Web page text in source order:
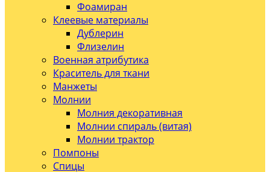
Фоамиран
Клеевые материалы
Дублерин
Флизелин
Военная атрибутика
Краситель для ткани
Манжеты
Молнии
Молния декоративная
Молнии спираль (витая)
Молнии трактор
Помпоны
Спицы